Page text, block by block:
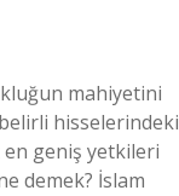
mahiyetini
hisselerindeki
en geniş yetkileri
demek? İslam